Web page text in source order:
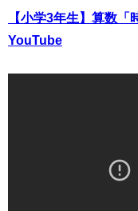
【小学3年生】算数
YouTube